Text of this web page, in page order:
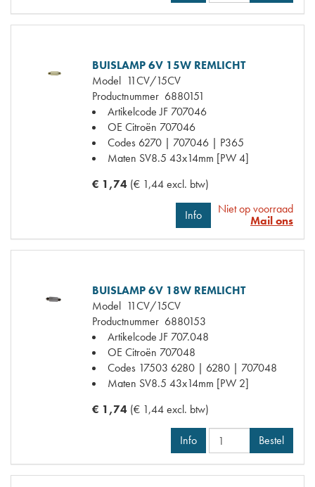
BUISLAMP 6V 15W REMLICHT
Model 11CV/15CV
Productnummer 6880151
Artikelcode JF 707046
OE Citroën 707046
Codes 6270 | 707046 | P365
Maten SV8.5 43x14mm [PW 4]
€ 1,74 (€ 1,44 excl. btw)
Info
Niet op voorraad
Mail ons
BUISLAMP 6V 18W REMLICHT
Model 11CV/15CV
Productnummer 6880153
Artikelcode JF 707.048
OE Citroën 707048
Codes 17503 6280 | 6280 | 707048
Maten SV8.5 43x14mm [PW 2]
€ 1,74 (€ 1,44 excl. btw)
Info Bestel